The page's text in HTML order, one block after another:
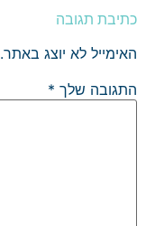
כתיבת תגובה
האימייל לא יוצג באתר.
התגובה שלך *